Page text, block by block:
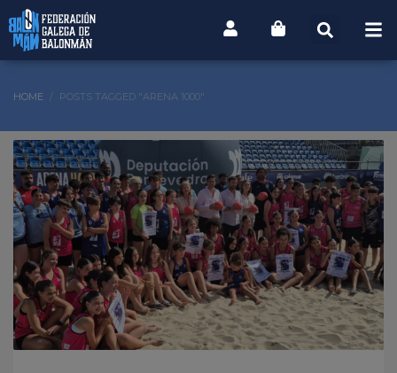
HOME POSTS TAGGED "ARENA 1000"